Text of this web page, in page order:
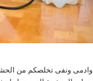
ونفى تخلصكم من